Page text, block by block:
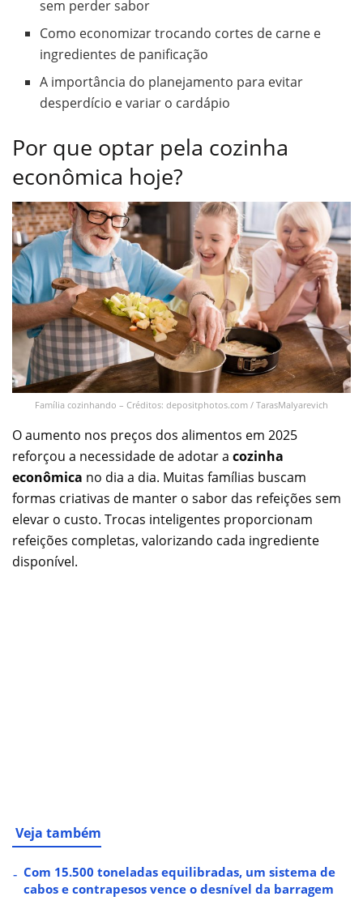
sem perder sabor
Como economizar trocando cortes de carne e
ingredientes de panificação
A importância do planejamento para evitar
desperdício e variar o cardápio
Por que optar pela cozinha
econômica hoje?
Família cozinhando – Créditos: depositphotos.com / TarasMalyarevich
O aumento nos preços dos alimentos em 2025
reforçou a necessidade de adotar a cozinha
econômica no dia a dia. Muitas famílias buscam
formas criativas de manter o sabor das refeições sem
elevar o custo. Trocas inteligentes proporcionam
refeições completas, valorizando cada ingrediente
disponível.
Veja também
Com 15.500 toneladas equilibradas, um sistema de
cabos e contrapesos vence o desnível da barragem